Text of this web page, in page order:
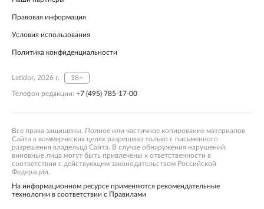
Правовая информация
Условия использования
Политика конфиденциальности
Letidor, 2026 г. 18+
Телефон редакции: +7 (495) 785-17-00
Все права защищены. Полное или частичное копирование материалов
Сайта в коммерческих целях разрешено только с письменного
разрешения владельца Сайта. В случае обнаружения нарушений,
виновные лица могут быть привлечены к ответственности в
соответствии с действующим законодательством Российской
Федерации.
На информационном ресурсе применяются рекомендательные
технологии в соответствии с Правилами